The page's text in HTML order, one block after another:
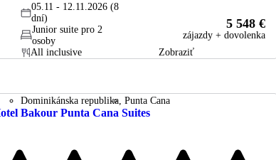
05.11 - 12.11.2026 (8
dní)
Junior suite pro 2
osoby
All inclusive
5 548 €
zájazdy + dovolenka
Zobraziť
Dominikánska republika Punta Cana
Bakour Punta Cana Suites